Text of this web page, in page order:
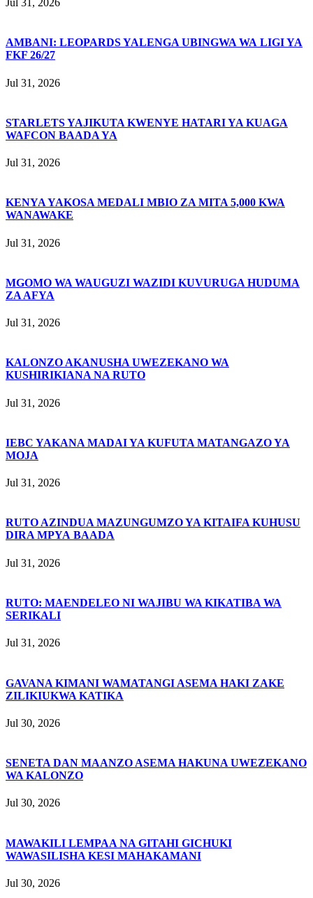
Jul 31, 2026
AMBANI: LEOPARDS YALENGA UBINGWA WA LIGI YA
FKF 26/27
Jul 31, 2026
STARLETS YAJIKUTA KWENYE HATARI YA KUAGA
WAFCON BAADA YA
Jul 31, 2026
KENYA YAKOSA MEDALI MBIO ZA MITA 5,000 KWA
WANAWAKE
Jul 31, 2026
MGOMO WA WAUGUZI WAZIDI KUVURUGA HUDUMA
ZA AFYA
Jul 31, 2026
KALONZO AKANUSHA UWEZEKANO WA
KUSHIRIKIANA NA RUTO
Jul 31, 2026
IEBC YAKANA MADAI YA KUFUTA MATANGAZO YA
MOJA
Jul 31, 2026
RUTO AZINDUA MAZUNGUMZO YA KITAIFA KUHUSU
DIRA MPYA BAADA
Jul 31, 2026
RUTO: MAENDELEO NI WAJIBU WA KIKATIBA WA
SERIKALI
Jul 31, 2026
GAVANA KIMANI WAMATANGI ASEMA HAKI ZAKE
ZILIKIUKWA KATIKA
Jul 30, 2026
SENETA DAN MAANZO ASEMA HAKUNA UWEZEKANO
WA KALONZO
Jul 30, 2026
MAWAKILI LEMPAA NA GITAHI GICHUKI
WAWASILISHA KESI MAHAKAMANI
Jul 30, 2026